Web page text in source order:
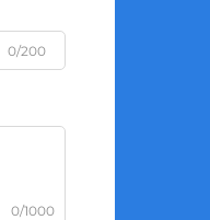
0/200
0/1000